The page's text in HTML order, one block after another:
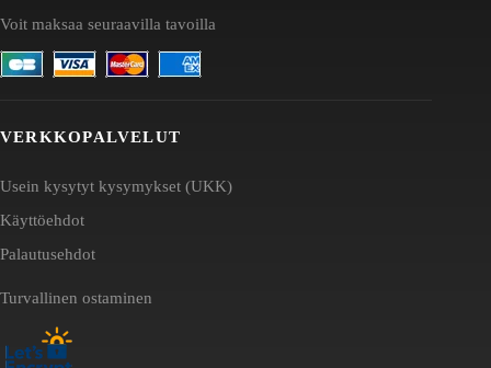
Voit maksaa seuraavilla tavoilla
VERKKOPALVELUT
Usein kysytyt kysymykset (UKK)
Käyttöehdot
Palautusehdot
Turvallinen ostaminen